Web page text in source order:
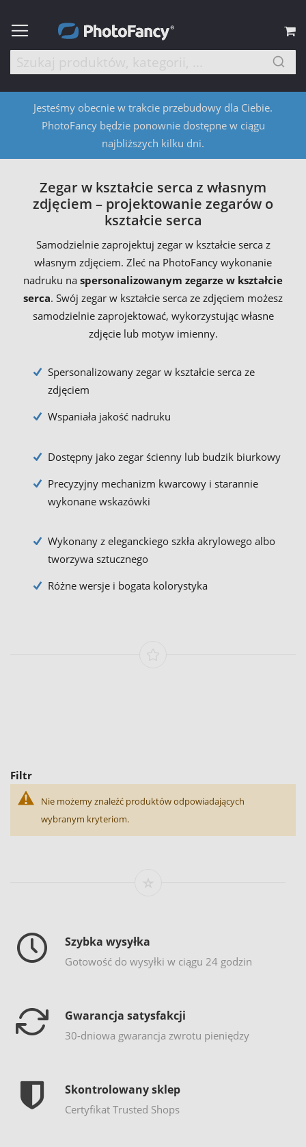
Jesteśmy obecnie w trakcie przebudowy dla Ciebie.
PhotoFancy będzie ponownie dostępne w ciągu
najbliższych kilku dni.
Zegar w kształcie serca z własnym
zdjęciem – projektowanie zegarów o
kształcie serca
Samodzielnie zaprojektuj zegar w kształcie serca z
własnym zdjęciem. Zleć na PhotoFancy wykonanie
nadruku na spersonalizowanym zegarze w kształcie
serca. Swój zegar w kształcie serca ze zdjęciem możesz
samodzielnie zaprojektować, wykorzystując własne
zdjęcie lub motyw imienny.
Spersonalizowany zegar w kształcie serca ze
zdjęciem
Wspaniała jakość nadruku
Dostępny jako zegar ścienny lub budzik biurkowy
Precyzyjny mechanizm kwarcowy i starannie
wykonane wskazówki
Wykonany z eleganckiego szkła akrylowego albo
tworzywa sztucznego
Różne wersje i bogata kolorystyka
Filtr
Nie możemy znaleźć produktów odpowiadających
wybranym kryteriom.
Szybka wysyłka
Gotowość do wysyłki w ciągu 24 godzin
Gwarancja satysfakcji
30-dniowa gwarancja zwrotu pieniędzy
Skontrolowany sklep
Certyfikat Trusted Shops